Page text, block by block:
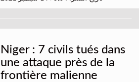
Niger : 7 civils tués dans
une attaque près de la
frontière malienne